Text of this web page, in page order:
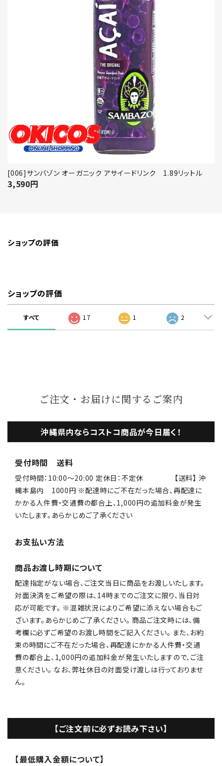
[006]サンバゾン オーガニック アサイードリンク 1.89リットル
3,590円
ショップの評価
ショップの評価
すべて 17 1 2
ご注文・お届けに関するご案内
沖縄県内ならコストコ商品が今日届く！
受付時間 送料
受付時間：10:00〜20:00 定休日：不定休 【送料】 沖
縄本島内 1000円 ※配達時にご不在だった場合、再配達に
かかる人件費・交通費の都合上、1,000円の追加料金が発生
いたします。あらかじめご了承ください
お支払い方法
商品お渡し時期について
配達指定がない場合、ご注文当日に商品をお渡しいたします。
対面決済をご希望の際は、14時までのご注文に限り、当日対
応が可能です。 ※混雑状況によりご希望に添えない場合もご
ざいます。あらかじめご了承ください。 商品ご注文時には、備
考欄に必ずご希望のお渡し時間をご記入ください。 また、お約
束の時間にご不在だった場合、再配達にかかる人件費・交通
費の都合上、1,000円の追加料金が発生いたしますので、ご注
意ください。 なお、弊社休日の対面受け渡しは行っておりませ
ん。
【ご注文前に必ずお読み下さい】
【最低購入金額について】